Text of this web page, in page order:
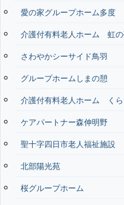
愛の家グループホーム多度
介護付有料老人ホーム 虹
さわやかシーサイド鳥羽
グループホームしまの憩
介護付有料老人ホーム くら
ケアパートナー森伸明野
聖十字四日市老人福祉施設
北部陽光苑
桜グループホーム